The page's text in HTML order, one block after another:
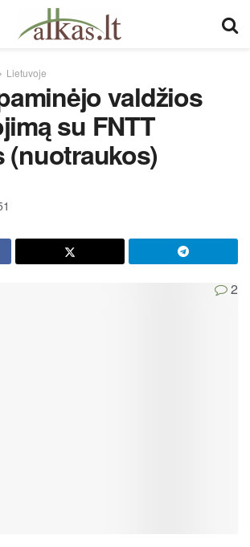
Lietuvoje
valdžios
su FNTT
(nuotraukos)
2